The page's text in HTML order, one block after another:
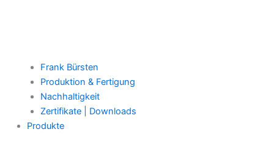
Frank Bürsten
Produktion & Fertigung
Nachhaltigkeit
Zertifikate | Downloads
Produkte